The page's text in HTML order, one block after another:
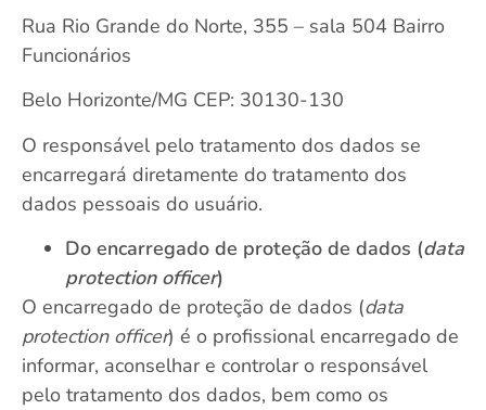
Rua Rio Grande do Norte, 355 – sala 504 Bairro
Funcionários
Belo Horizonte/MG CEP: 30130-130
O responsável pelo tratamento dos dados se
encarregará diretamente do tratamento dos
dados pessoais do usuário.
Do encarregado de proteção de dados (data
protection officer)
O encarregado de proteção de dados (data
protection officer) é o profissional encarregado de
informar, aconselhar e controlar o responsável
pelo tratamento dos dados, bem como os